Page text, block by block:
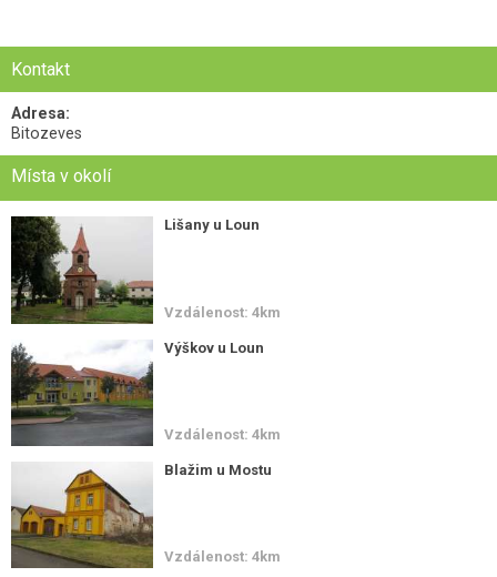
Kontakt
Adresa:
Bitozeves
Místa v okolí
Lišany u Loun
Vzdálenost: 4km
Výškov u Loun
Vzdálenost: 4km
Blažim u Mostu
Vzdálenost: 4km